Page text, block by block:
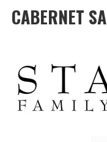
CABERNET